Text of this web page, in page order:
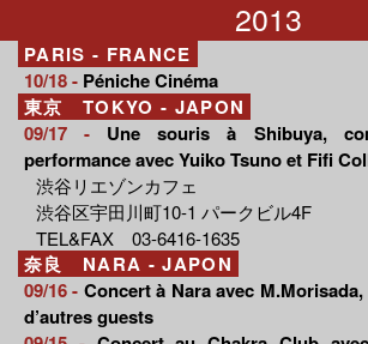
2013
PARIS - FRANCE
10/18 - Péniche Cinéma
東京 TOKYO - JAPON
09/17 - Une souris à Shibuya,
performance avec Yuiko Tsuno et Fifi
渋谷リエゾンカフェ
渋谷区宇田川町10-1 パークビル4F
TEL&FAX 03-6416-1635
奈良 NARA - JAPON
09/16 - Concert à Nara avec
d’autres guests